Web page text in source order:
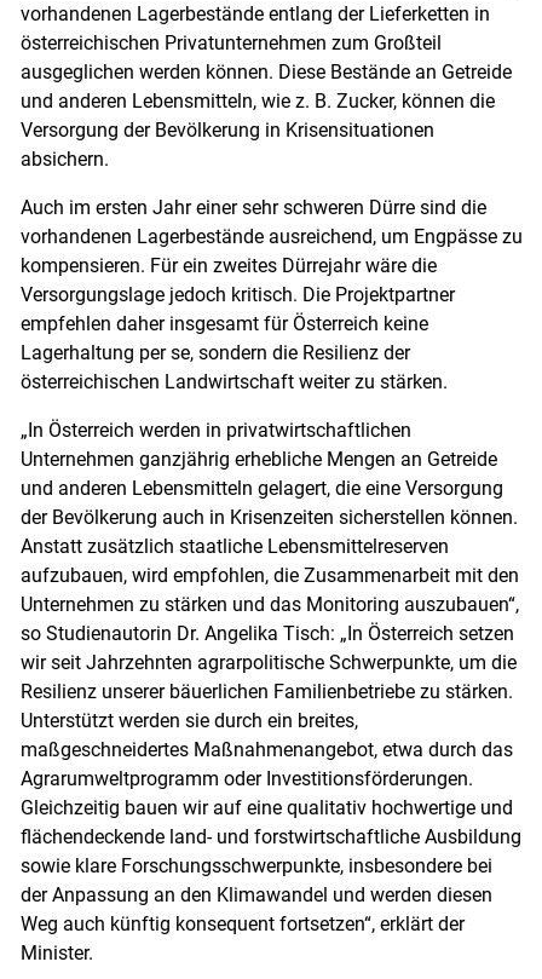
vorhandenen Lagerbestände entlang der Lieferketten in
österreichischen Privatunternehmen zum Großteil
ausgeglichen werden können. Diese Bestände an Getreide
und anderen Lebensmitteln, wie z. B. Zucker, können die
Versorgung der Bevölkerung in Krisensituationen
absichern.
Auch im ersten Jahr einer sehr schweren Dürre sind die
vorhandenen Lagerbestände ausreichend, um Engpässe zu
kompensieren. Für ein zweites Dürrejahr wäre die
Versorgungslage jedoch kritisch. Die Projektpartner
empfehlen daher insgesamt für Österreich keine
Lagerhaltung per se, sondern die Resilienz der
österreichischen Landwirtschaft weiter zu stärken.
„In Österreich werden in privatwirtschaftlichen
Unternehmen ganzjährig erhebliche Mengen an Getreide
und anderen Lebensmitteln gelagert, die eine Versorgung
der Bevölkerung auch in Krisenzeiten sicherstellen können.
Anstatt zusätzlich staatliche Lebensmittelreserven
aufzubauen, wird empfohlen, die Zusammenarbeit mit den
Unternehmen zu stärken und das Monitoring auszubauen“,
so Studienautorin Dr. Angelika Tisch: „In Österreich setzen
wir seit Jahrzehnten agrarpolitische Schwerpunkte, um die
Resilienz unserer bäuerlichen Familienbetriebe zu stärken.
Unterstützt werden sie durch ein breites,
maßgeschneidertes Maßnahmenangebot, etwa durch das
Agrarumweltprogramm oder Investitionsförderungen.
Gleichzeitig bauen wir auf eine qualitativ hochwertige und
flächendeckende land- und forstwirtschaftliche Ausbildung
sowie klare Forschungsschwerpunkte, insbesondere bei
der Anpassung an den Klimawandel und werden diesen
Weg auch künftig konsequent fortsetzen“, erklärt der
Minister.